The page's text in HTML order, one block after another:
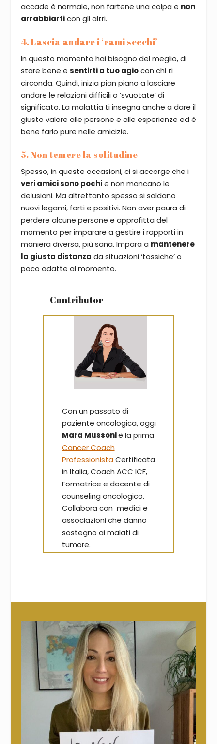
accade è normale, non fartene una colpa e non
arrabbiarticon gli altri.
4. Lascia andare i ‘rami secchi’
In questo momento hai bisogno del meglio, di
stare bene e sentirti a tuo agiocon chi ti
circonda. Quindi, inizia pian piano a lasciare
andare le relazioni difficili o ‘svuotate’ di
significato. La malattia ti insegna anche a dare il
giusto valore alle persone e alle esperienze ed è
bene farlo pure nelle amicizie.
5. Non temere la solitudine
Spesso, in queste occasioni, ci si accorge che i
veri amici sono pochie non mancano le
delusioni. Ma altrettanto spesso si saldano
nuovi legami, forti e positivi. Non aver paura di
perdere alcune persone e approfitta del
momento per imparare a gestire i rapporti in
maniera diversa, più sana. Impara a mantenere
la giusta distanza da situazioni ‘tossiche’ o
poco adatte al momento.
Contributor
Con un passato di
paziente oncologica, oggi
Mara Mussoniè la prima
Cancer Coach
Professionista Certificata
in Italia, Coach ACC ICF,
Formatrice e docente di
counseling oncologico.
Collabora con medici e
associazioni che danno
sostegno ai malati di
tumore.